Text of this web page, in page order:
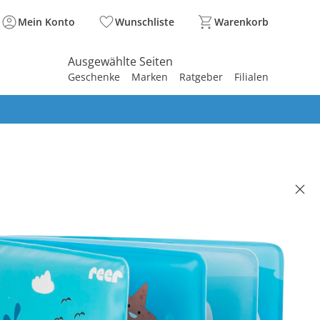
Mein Konto Wunschliste Warenkorb
Ausgewählte Seiten
Geschenke Marken Ratgeber Filialen
€
und zzgl.Versandkosten